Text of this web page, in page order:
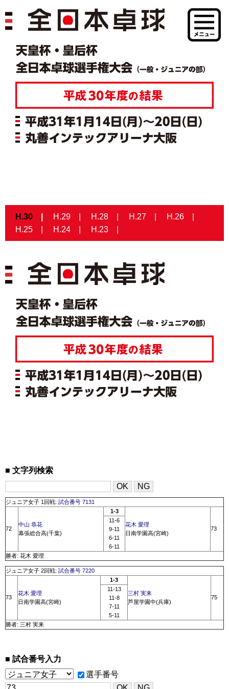
H.30 H.29 H.28 H.27
H.26
H.25
H.24 H.23
文字列検索
ジュニア女子 1回戦: 試合番号 7131
72
中山 恭花
幕張総合高(千葉)
1-3
花木 愛理
日南学園高(宮崎)
73
11-6
9-11
6-11
6-11
勝者: 花木 愛理
ジュニア女子 2回戦: 試合番号 7220
73
花木 愛理
日南学園高(宮崎)
1-3
三村 実来
芦屋学園中(兵庫)
75
11-13
11-8
7-11
5-11
勝者: 三村 実来
試合番号入力
選手番号